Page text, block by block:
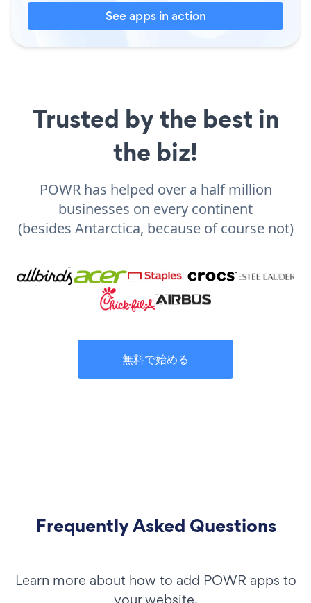
See apps in action
Trusted by the best in
the biz!
POWR has helped over a half million
businesses on every continent
(besides Antarctica, because of course not)
無料で始める
Frequently Asked Questions
Learn more about how to add POWR apps to
your website.